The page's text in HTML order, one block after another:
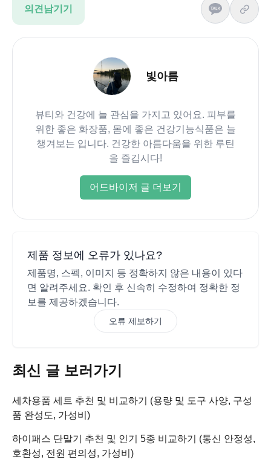
의견남기기
빛아름
뷰티와 건강에 늘 관심을 가지고 있어요. 피부를
위한 좋은 화장품, 몸에 좋은 건강기능식품은 늘
챙겨보는 입니다. 건강한 아름다움을 위한 루틴
을 즐깁시다!
어드바이저 글 더보기
제품 정보에 오류가 있나요?
제품명, 스펙, 이미지 등 정확하지 않은 내용이 있다
면 알려주세요. 확인 후 신속히 수정하여 정확한 정
보를 제공하겠습니다.
오류 제보하기
최신 글 보러가기
세차용품 세트 추천 및 비교하기 (용량 및 도구 사양, 구성
품 완성도, 가성비)
하이패스 단말기 추천 및 인기 5종 비교하기 (통신 안정성,
호환성, 전원 편의성, 가성비)